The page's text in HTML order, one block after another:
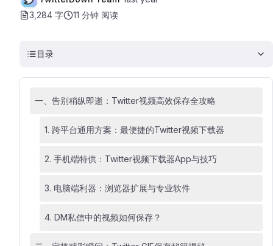
3,284 字
11 分钟 阅读
目录
一、告别稍纵即逝：Twitter视频高效保存全攻略
1. 跨平台通用方案：最便捷的Twitter视频下载器
2. 手机端特供：Twitter视频下载器App与技巧
3. 电脑端利器：浏览器扩展与专业软件
4. DM私信中的视频如何保存？